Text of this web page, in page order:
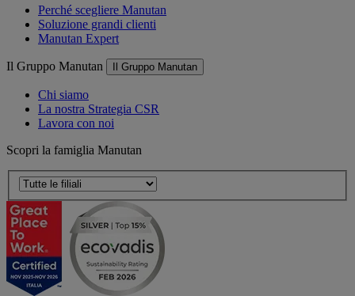
Perché scegliere Manutan
Soluzione grandi clienti
Manutan Expert
Il Gruppo Manutan Il Gruppo Manutan
Chi siamo
La nostra Strategia CSR
Lavora con noi
Scopri la famiglia Manutan